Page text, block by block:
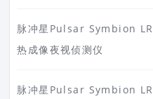
脉冲星Pulsar Symbion
热成像夜视侦测仪
脉冲星Pulsar Symbion